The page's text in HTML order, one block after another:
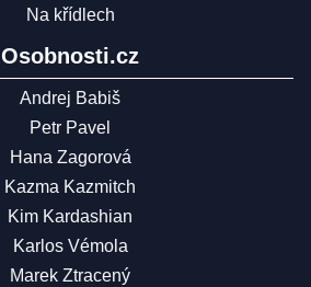
Na křídlech
Osobnosti.cz
Andrej Babiš
Petr Pavel
Hana Zagorová
Kazma Kazmitch
Kim Kardashian
Karlos Vémola
Marek Ztracený